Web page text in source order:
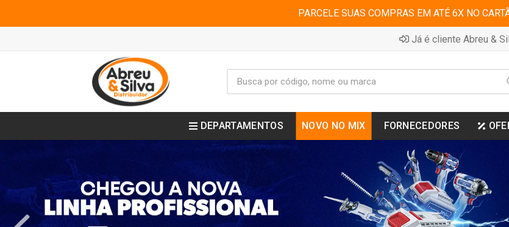
PARCELE SUAS COMPRAS EM ATÉ 6X NO
Já é cliente Abreu &
DEPARTAMENTOS NOVO NO MIX FORNECEDORES